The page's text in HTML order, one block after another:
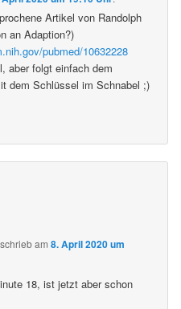
Artikel von Randolph
an Adaption?)
pubmed/10632228
aber folgt einfach dem
dem Schlüssel im Schnabel ;)
schriebam8. April 2020 um
18, ist jetzt aber schon